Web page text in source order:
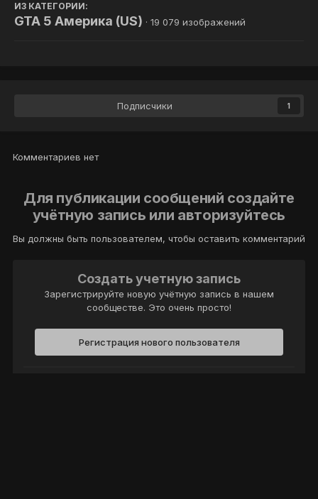
ИЗ КАТЕГОРИИ:
GTA 5 Америка (US) · 19 079 изображений
Подписчики 1
Комментариев нет
Для публикации сообщений создайте
учётную запись или авторизуйтесь
Вы должны быть пользователем, чтобы оставить комментарий
Создать учетную запись
Зарегистрируйте новую учётную запись в нашем
сообществе. Это очень просто!
Регистрация нового пользователя